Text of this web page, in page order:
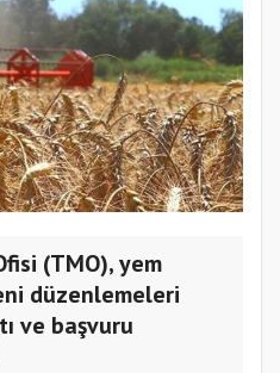
(TMO), yem
düzenlemeleri
ve başvuru